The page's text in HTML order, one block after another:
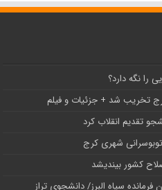
نگه دارد؟
تخریب شد + جزئیات و فیلم
کشور بیندیشد
سپاه البرز/ دانشجوی تراز